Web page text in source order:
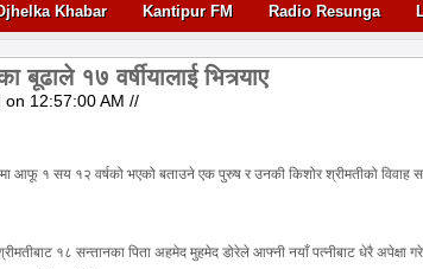
Khabar Kantipur FM Radio Resunga
बूढाले १७ वर्षीयालाई भित्र्याए
on 12:57:00 AM //
आफू १ सय १२ वर्षको भएको बताउने एक पुरुष र उनकी किशोर श्रीमतीको विवाह
१८ सन्तानका पिता अहमेद मुहमेद डोरेले आफ्नी नयाँ पत्नीबाट धेरै अपेक्षा